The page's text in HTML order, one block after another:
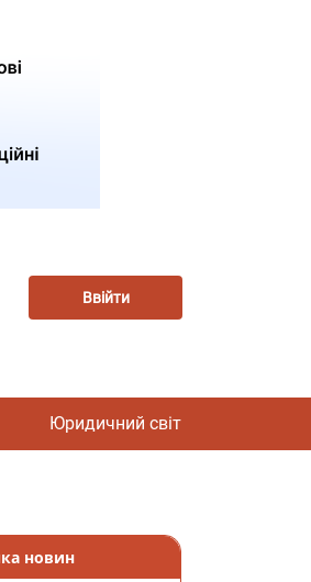
Ввійти
Юридичний світ
новин